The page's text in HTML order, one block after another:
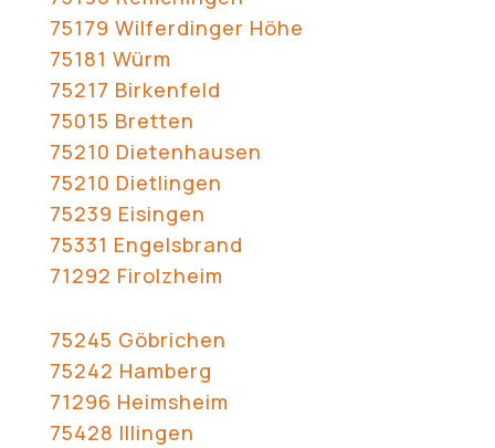
75179 Wilferdinger Höhe
75181 Würm
75217 Birkenfeld
75015 Bretten
75210 Dietenhausen
75210 Dietlingen
75239 Eisingen
75331 Engelsbrand
71292 Firolzheim
75245 Göbrichen
75242 Hamberg
71296 Heimsheim
75428 Illingen